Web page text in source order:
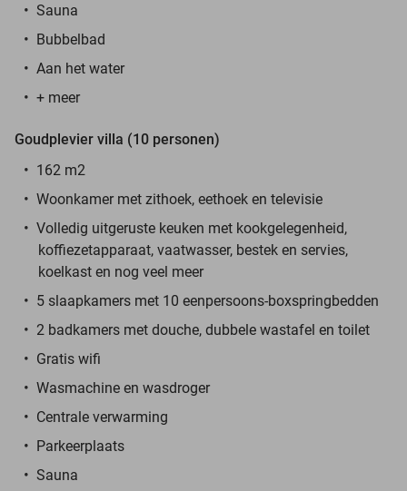
Sauna
Bubbelbad
Aan het water
+ meer
Goudplevier villa (10 personen)
162 m2
Woonkamer met zithoek, eethoek en televisie
Volledig uitgeruste keuken met kookgelegenheid,
koffiezetapparaat, vaatwasser, bestek en servies,
koelkast en nog veel meer
5 slaapkamers met 10 eenpersoons-boxspringbedden
2 badkamers met douche, dubbele wastafel en toilet
Gratis wifi
Wasmachine en wasdroger
Centrale verwarming
Parkeerplaats
Sauna